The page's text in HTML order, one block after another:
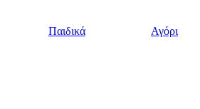
Παιδικά Αγόρι